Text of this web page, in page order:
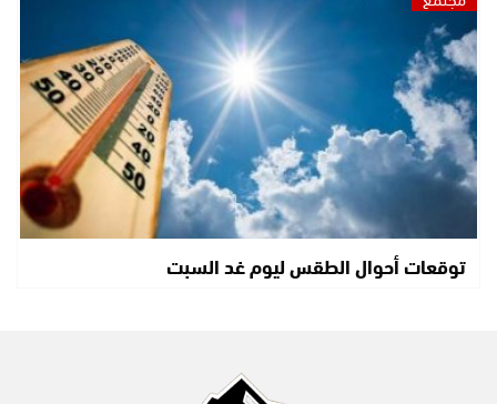
توقعات أحوال الطقس ليوم غد السبت